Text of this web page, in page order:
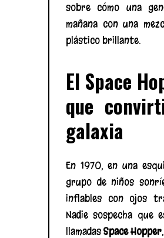
sobre cómo una
mañana con una
plástico brillante.
El Space
que
galaxia
En 1970, en una
grupo de niños
inflables con ojos
Nadie sospecha que
llamadasSpace Hopper